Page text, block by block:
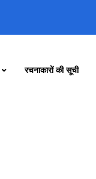
रचनाकारों की सूची